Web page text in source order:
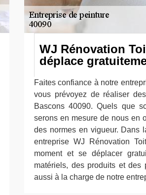
WJ Rénovation
déplace
Faites confiance à notre
vous prévoyez de réaliser
Bascons 40090. Quels que
serons en mesure de nous en
des normes en vigueur. Dans
entreprise WJ Rénovation
moment et se déplacer
matériels, des produits et des
aussi à la charge de notre